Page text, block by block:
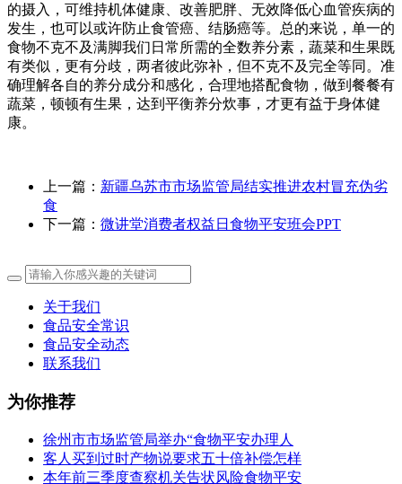
的摄入，可维持机体健康、改善肥胖、无效降低心血管疾病的
发生，也可以或许防止食管癌、结肠癌等。总的来说，单一的
食物不克不及满脚我们日常所需的全数养分素，蔬菜和生果既
有类似，更有分歧，两者彼此弥补，但不克不及完全等同。准
确理解各自的养分成分和感化，合理地搭配食物，做到餐餐有
蔬菜，顿顿有生果，达到平衡养分炊事，才更有益于身体健
康。
上一篇： 新疆乌苏市市场监管局结实推进农村冒充伪劣
食
下一篇： 微讲堂消费者权益日食物平安班会PPT
关于我们
食品安全常识
食品安全动态
联系我们
为你推荐
徐州市市场监管局举办“食物平安办理人
客人买到过时产物说要求五十倍补偿怎样
本年前三季度查察机关告状风险食物平安